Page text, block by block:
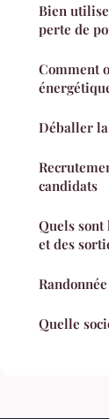
Bien
perte de
Comment
Déballer
candidats
Quels sont
et des
Quelle